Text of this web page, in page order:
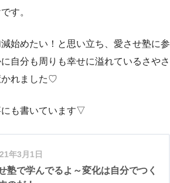
す。
始めたい！と思い立ち、愛させ塾に参
自分も周りも幸せに溢れているさやさ
かれました♡
も書いています▽
年3月1日
塾で学んでるよ～変化は自分でつく